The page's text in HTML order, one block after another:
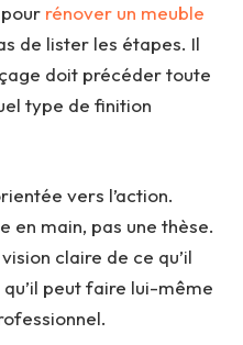
rénover un meuble
de lister les étapes. Il
doit précéder toute
type de finition
vers l’action.
en main, pas une thèse.
claire de ce qu’il
peut faire lui-même